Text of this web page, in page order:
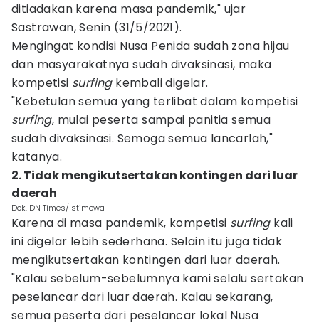
ditiadakan karena masa pandemik," ujar
Sastrawan, Senin (31/5/2021).
Mengingat kondisi Nusa Penida sudah zona hijau
dan masyarakatnya sudah divaksinasi, maka
kompetisi surfingkembali digelar.
"Kebetulan semua yang terlibat dalam kompetisi
surfing, mulai peserta sampai panitia semua
sudah divaksinasi. Semoga semua lancarlah,"
katanya.
2. Tidak mengikutsertakan kontingen dari luar
daerah
Dok.IDN Times/Istimewa
Karena di masa pandemik, kompetisi surfingkali
ini digelar lebih sederhana. Selain itu juga tidak
mengikutsertakan kontingen dari luar daerah.
"Kalau sebelum-sebelumnya kami selalu sertakan
peselancar dari luar daerah. Kalau sekarang,
semua peserta dari peselancar lokal Nusa